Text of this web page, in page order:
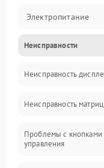
Электропитание
Видео
ПО
Управление
Механические
Неисправности
Неисправность
Неисправность
Проблемы с кнопками
управления